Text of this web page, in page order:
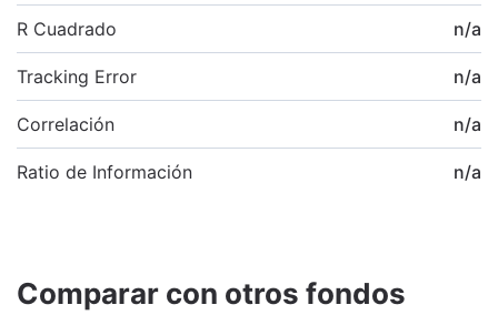
R Cuadrado n/a
Tracking Error n/a
Correlación n/a
Ratio de Información n/a
Comparar con otros fondos